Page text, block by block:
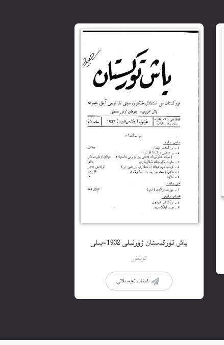
ياش تۈركىستان ژۇرنىلى 1932-يىلى
ئۇيغۇر
كىتاب تەپسىلاتى